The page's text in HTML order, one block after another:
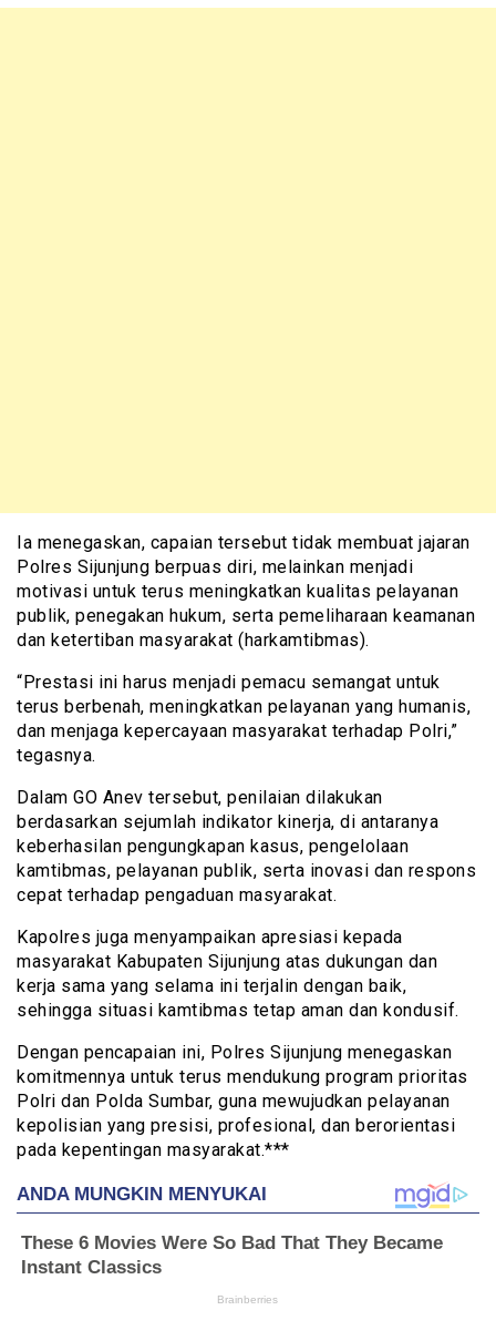
Ia menegaskan, capaian tersebut tidak membuat jajaran
Polres Sijunjung berpuas diri, melainkan menjadi
motivasi untuk terus meningkatkan kualitas pelayanan
publik, penegakan hukum, serta pemeliharaan keamanan
dan ketertiban masyarakat (harkamtibmas).
“Prestasi ini harus menjadi pemacu semangat untuk
terus berbenah, meningkatkan pelayanan yang humanis,
dan menjaga kepercayaan masyarakat terhadap Polri,”
tegasnya.
Dalam GO Anev tersebut, penilaian dilakukan
berdasarkan sejumlah indikator kinerja, di antaranya
keberhasilan pengungkapan kasus, pengelolaan
kamtibmas, pelayanan publik, serta inovasi dan respons
cepat terhadap pengaduan masyarakat.
Kapolres juga menyampaikan apresiasi kepada
masyarakat Kabupaten Sijunjung atas dukungan dan
kerja sama yang selama ini terjalin dengan baik,
sehingga situasi kamtibmas tetap aman dan kondusif.
Dengan pencapaian ini, Polres Sijunjung menegaskan
komitmennya untuk terus mendukung program prioritas
Polri dan Polda Sumbar, guna mewujudkan pelayanan
kepolisian yang presisi, profesional, dan berorientasi
pada kepentingan masyarakat.***